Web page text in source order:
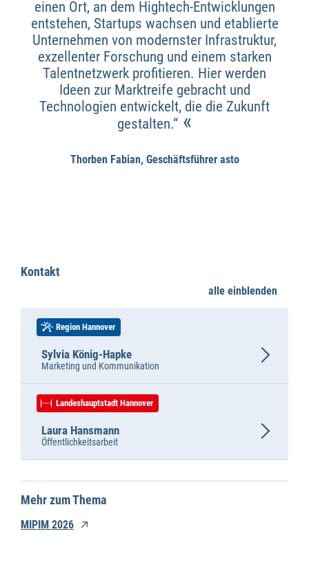
einen Ort, an dem Hightech-Entwicklungen
entstehen, Startups wachsen und etablierte
Unternehmen von modernster Infrastruktur,
exzellenter Forschung und einem starken
Talentnetzwerk profitieren. Hier werden
Ideen zur Marktreife gebracht und
Technologien entwickelt, die die Zukunft
gestalten.“«
Thorben Fabian, Geschäftsführer asto
Kontakt
alle einblenden
Region Hannover
Marketing und Kommunikation
Sylvia König-Hapke
Landeshauptstadt Hannover
Öffentlichkeitsarbeit
Laura Hansmann
Mehr zum Thema
MIPIM 2026